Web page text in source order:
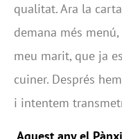
qualitat. Ara la
demana més
meu marit, que ja
cuiner. Després
i intentem